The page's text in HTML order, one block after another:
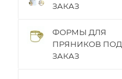
ЗАКАЗ
ФОРМЫ ДЛЯ
ПРЯНИКОВ ПОД
ЗАКАЗ